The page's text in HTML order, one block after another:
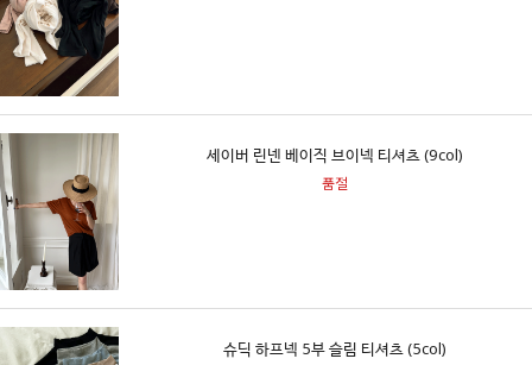
세이버 린넨 베이직 브이넥 티셔츠 (9col)
품절
슈딕 하프넥 5부 슬림 티셔츠 (5col)